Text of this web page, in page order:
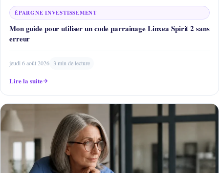
ÉPARGNE INVESTISSEMENT
Mon guide pour utiliser un code parrainage Linxea Spirit 2 sans
erreur
jeudi 6 août 2026 3 min de lecture
Lire la suite